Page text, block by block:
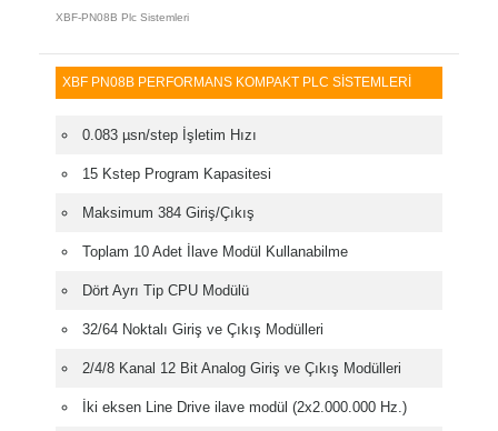
XBF-PN08B Plc Sistemleri
XBF PN08B PERFORMANS KOMPAKT PLC SİSTEMLERİ
0.083 µsn/step İşletim Hızı
15 Kstep Program Kapasitesi
Maksimum 384 Giriş/Çıkış
Toplam 10 Adet İlave Modül Kullanabilme
Dört Ayrı Tip CPU Modülü
32/64 Noktalı Giriş ve Çıkış Modülleri
2/4/8 Kanal 12 Bit Analog Giriş ve Çıkış Modülleri
İki eksen Line Drive ilave modül (2x2.000.000 Hz.)